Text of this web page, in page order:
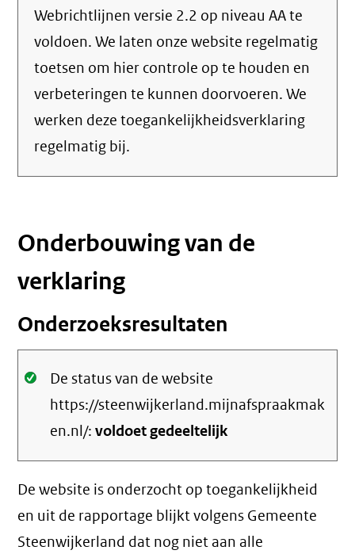
Webrichtlijnen versie 2.2 op niveau AA te
voldoen. We laten onze website regelmatig
toetsen om hier controle op te houden en
verbeteringen te kunnen doorvoeren. We
werken deze toegankelijkheidsverklaring
regelmatig bij.
Onderbouwing van de
verklaring
Onderzoeksresultaten
Oké.
De status van de website
https://steenwijkerland.mijnafspraakmak
en.nl/:voldoet gedeeltelijk
De website is onderzocht op toegankelijkheid
en uit de rapportage blijkt volgens Gemeente
Steenwijkerland dat nog niet aan alle